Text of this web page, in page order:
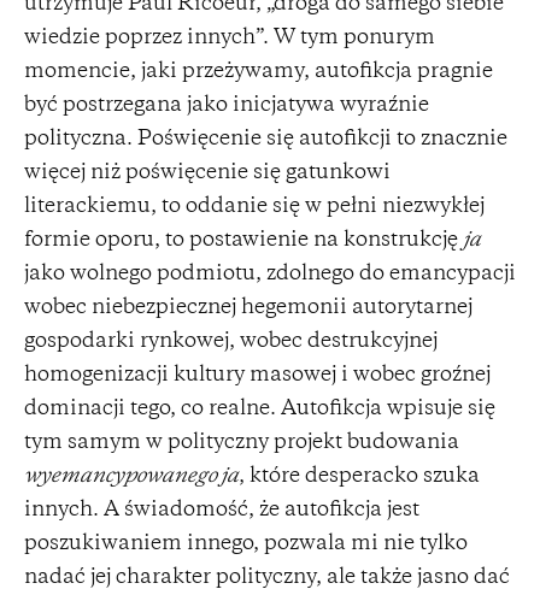
utrzymuje Paul Ricoeur, „droga do samego siebie
wiedzie poprzez innych”. W tym ponurym
momencie, jaki przeżywamy, autofikcja pragnie
być postrzegana jako inicjatywa wyraźnie
polityczna. Poświęcenie się autofikcji to znacznie
więcej niż poświęcenie się gatunkowi
literackiemu, to oddanie się w pełni niezwykłej
formie oporu, to postawienie na konstrukcję ja
jako wolnego podmiotu, zdolnego do emancypacji
wobec niebezpiecznej hegemonii autorytarnej
gospodarki rynkowej, wobec destrukcyjnej
homogenizacji kultury masowej i wobec groźnej
dominacji tego, co realne. Autofikcja wpisuje się
tym samym w polityczny projekt budowania
wyemancypowanego ja, które desperacko szuka
innych. A świadomość, że autofikcja jest
poszukiwaniem innego, pozwala mi nie tylko
nadać jej charakter polityczny, ale także jasno dać